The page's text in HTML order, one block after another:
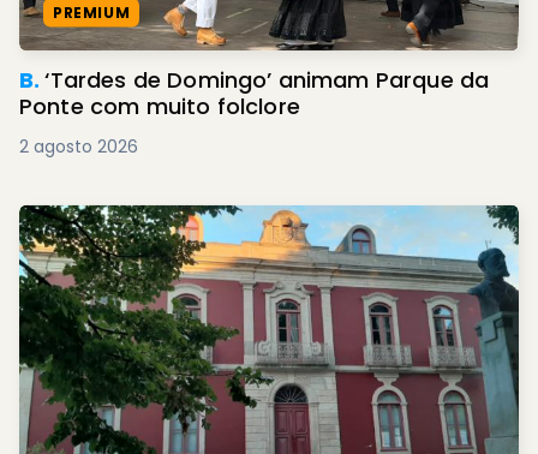
PREMIUM
B.‘Tardes de Domingo’ animam Parque da
Ponte com muito folclore
2 agosto 2026